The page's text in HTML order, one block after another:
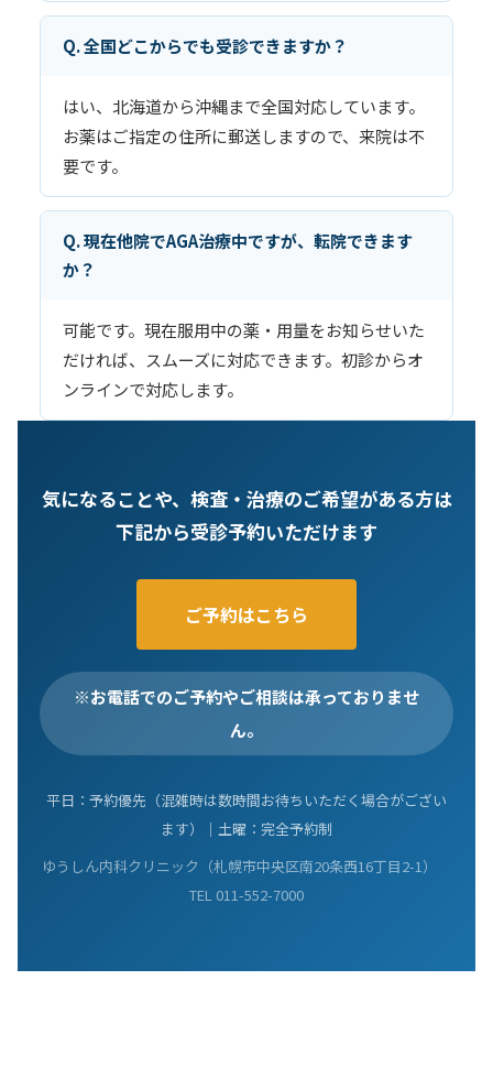
Q. 全国どこからでも受診できますか？
はい、北海道から沖縄まで全国対応しています。
お薬はご指定の住所に郵送しますので、来院は不
要です。
Q. 現在他院でAGA治療中ですが、転院できます
か？
可能です。現在服用中の薬・用量をお知らせいた
だければ、スムーズに対応できます。初診からオ
ンラインで対応します。
気になることや、検査・治療のご希望がある方は
下記から受診予約いただけます
ご予約はこちら
※お電話でのご予約やご相談は承っておりませ
ん。
平日：予約優先（混雑時は数時間お待ちいただく場合がござい
ます）｜土曜：完全予約制
ゆうしん内科クリニック（札幌市中央区南20条西16丁目2-1）
TEL 011-552-7000